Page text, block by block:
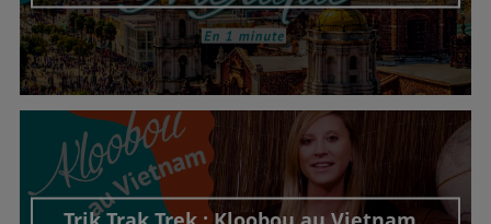
Découvrir cet interview